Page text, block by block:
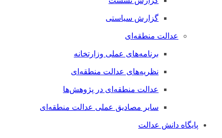
گزارش سیاستی
عدالت منطقه‌ای
برنامه‌های عملی وزارتخانه
نظریه‌های عدالت منطقه‌ای
عدالت منطقه‌ای در پژوهش‌ها
سایر مصادیق عملی عدالت منطقه‌ای
پایگاه دانش عدالت